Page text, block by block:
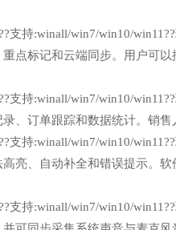
支持:winall/win7/win10/
点标记和云端同步。用户可
支持:winall/win7/win10/
、订单跟踪和数据统计。销
支持:winall/win7/win10/
亮、自动补全和错误提示。
支持:winall/win7/win10/